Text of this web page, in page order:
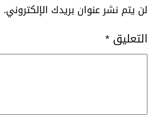
لن يتم نشر عنوان بريدك الإلكتروني.
التعليق *